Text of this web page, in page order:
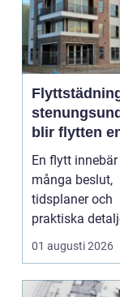
stenungsund så
blir flytten
och mer trygg
En flytt
många beslut,
tidsplaner och
praktiska
i allt hamnar
flyttstädn...
01 augusti 2026